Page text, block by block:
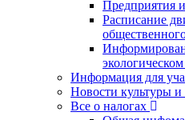
Предприятия
Расписание
Информация для
Новости культуры и
Все о налогах